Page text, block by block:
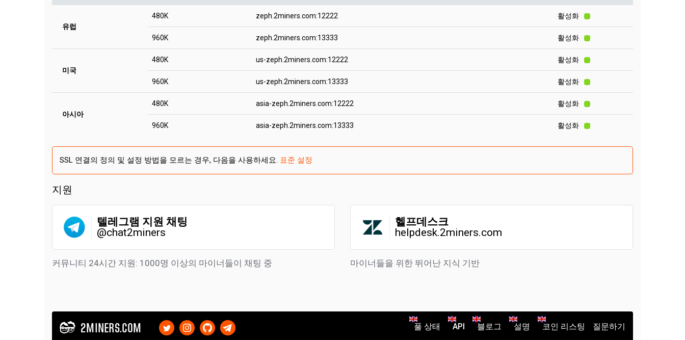
유럽
480K zeph.2miners.com:12222 활성화
960K zeph.2miners.com:13333 활성화
미국
480K us-zeph.2miners.com:12222 활성화
960K us-zeph.2miners.com:13333 활성화
아시아
480K asia-zeph.2miners.com:12222 활성화
960K asia-zeph.2miners.com:13333 활성화
SSL 연결의 정의 및 설정 방법을 모르는 경우, 다음을 사용하세요. 표준 설정
지원
텔레그램 지원 채팅
@chat2miners
커뮤니티 24시간 지원: 1000명 이상의 마이너들이 채팅 중
헬프데스크
helpdesk.2miners.com
마이너들을 위한 뛰어난 지식 기반
2MINERS.COM 풀 상태 API 블로그 설명 코인 리스팅 질문하기